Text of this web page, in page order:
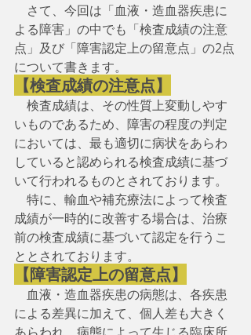
さて、今回は「血液・造血器疾患に
よる障害」の中でも「検査成績の注意
点」及び「障害認定上の留意点」の2点
について書きます。
【検査成績の注意点】
検査成績は、その性質上変動しやす
いものであるため、障害の程度の判定
においては、最も適切に病状をあらわ
していると認められる検査成績に基づ
いて行われるものとされております。
特に、輸血や補充療法によって検査
成績が一時的に改善する場合は、治療
前の検査成績に基づいて認定を行うこ
ととされております。
【障害認定上の留意点】
血液・造血器疾患の病態は、各疾患
による差異に加えて、個人差も大きく
あらわれ、病態によって生じる臨床所